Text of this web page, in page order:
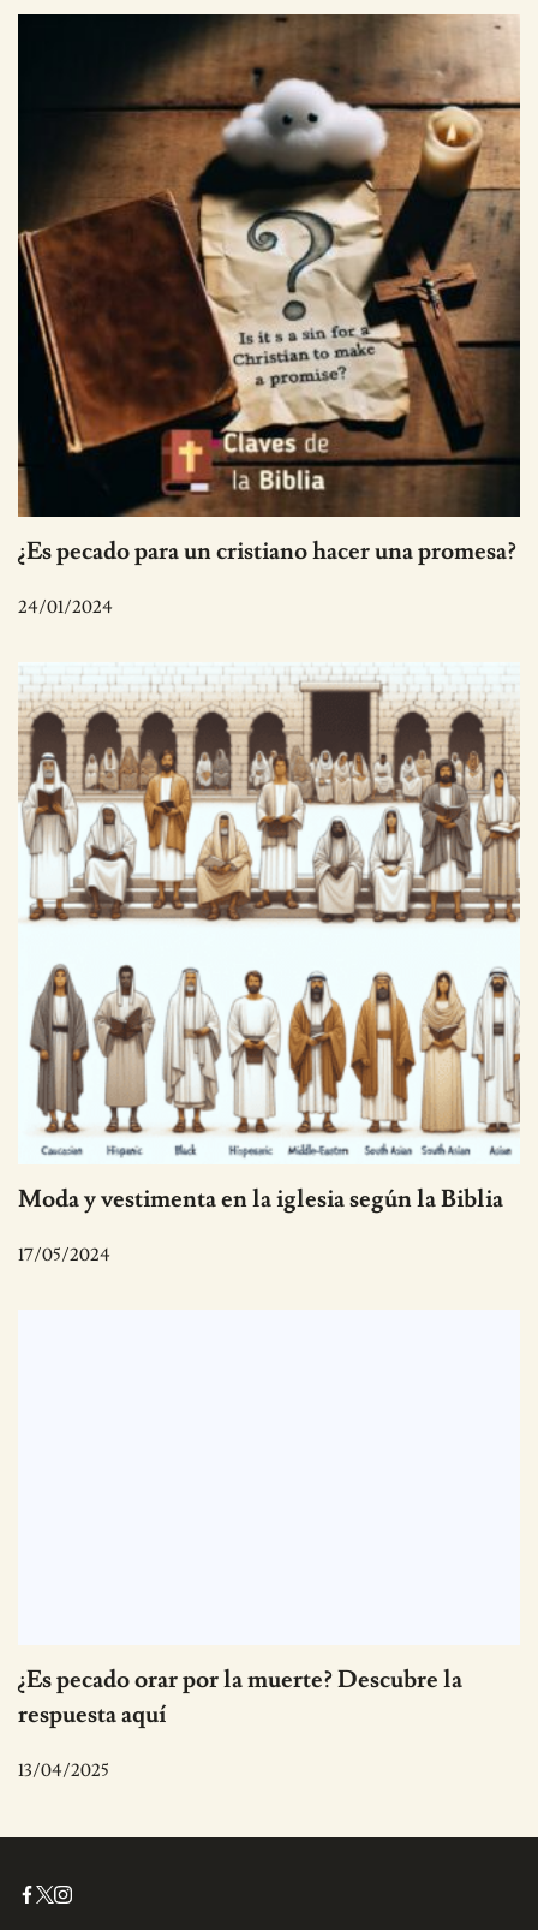
¿Es pecado para un cristiano hacer una promesa?
24/01/2024
Moda y vestimenta en la iglesia según la Biblia
17/05/2024
¿Es pecado orar por la muerte? Descubre la
respuesta aquí
13/04/2025